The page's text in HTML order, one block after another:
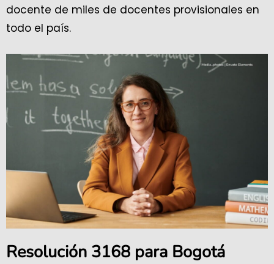
docente de miles de docentes provisionales en
todo el país.
Resolución 3168 para Bogotá